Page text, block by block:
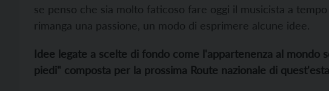
se penso che sia molto faticoso fare oggi il musicista a
rimanga una passione, un modo di esprimere alcune idee.
Idee legate a scelte di fondo come l'appartenenza al mondo
piedi" composta per la prossima Route nazionale di